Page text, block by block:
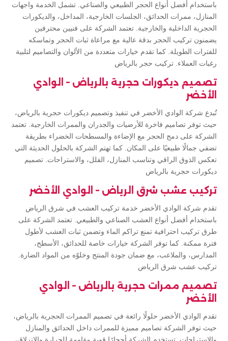
باستخدام أفضل أنواع الحجر الطبيعي والصناعي. تشمل الخدمة واجهات
المنازل، ممرات الحدائق، الجلسات الخارجية، المداخل، والديكورات
الحجرية الداخلية والخارجية. تعتمد الشركة على فنيين محترفين
يضمنون تركيب الحجر بدقة عالية مع مراعاة ثبات الحجر وتماسكه
للفترات الطويلة. كما تقدم خيارات متعددة من الألوان والتصاميم لتلبية
رغبات العملاء. تركيب حجر بالرياض
تصميم ديكورات حجرية بالرياض – الوادي
الأخضر
تُبدع شركة الوادي الأخضر في تنفيذ وتصميم ديكورات حجرية بالرياض،
حيث توفر تصاميم فاخرة للأرضيات والجدران والممرات الخارجية. تعتمد
الشركة على دمج الحجر مع الإضاءة والمسطحات الخضراء بطريقة
تضفي جمالًا طبيعيًا على المكان. كما تهتم الشركة بالحلول الحديثة التي
تعكس الذوق الراقي وتناسب المنازل، الفلل، والاستراحات. تصميم
ديكورات حجرية بالرياض
تركيب عشب شرق الرياض – الوادي الأخضر
تقدم شركة الوادي الأخضر خدمة تركيب العشب في شرق الرياض
باستخدام أفضل أنواع العشب الصناعي والطبيعي. تعتمد الشركة على
طرق تركيب احترافية تمنع تراكم الماء وتضمن ثبات العشب لأطول
فترة ممكنة. كما توفر الشركة خيارات خاصة للحدائق، الأسطح،
المدارس، والملاعب، مع ضمان جودة المنتج وخلوّه من المواد الضارة.
تركيب عشب شرق الرياض
تصميم ممرات حجرية بالرياض – الوادي
الأخضر
تقدم الوادي الأخضر حلولًا رائعة في تصميم الممرات الحجرية بالرياض،
حيث توفر الشركة تصاميم مميزة للممرات داخل الحدائق والمنازل